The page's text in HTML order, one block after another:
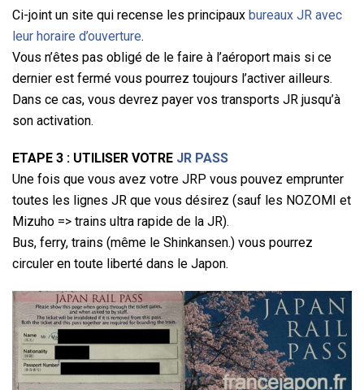
Ci-joint un site qui recense les principaux bureaux JR avec
leur horaire d’ouverture.
Vous n’êtes pas obligé de le faire à l’aéroport mais si ce
dernier est fermé vous pourrez toujours l’activer ailleurs.
Dans ce cas, vous devrez payer vos transports JR jusqu’à
son activation.
ETAPE 3 : UTILISER VOTRE JR PASS
Une fois que vous avez votre JRP vous pouvez emprunter
toutes les lignes JR que vous désirez (sauf les NOZOMI et
Mizuho => trains ultra rapide de la JR).
Bus, ferry, trains (même le Shinkansen.) vous pourrez
circuler en toute liberté dans le Japon.